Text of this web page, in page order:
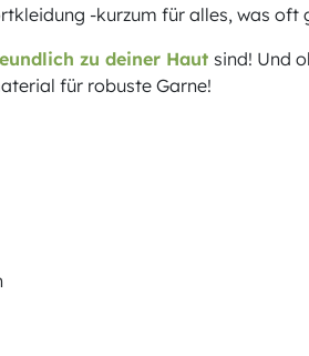
-kurzum für alles, was oft
zu deiner Haut sind! Und
für robuste Garne!